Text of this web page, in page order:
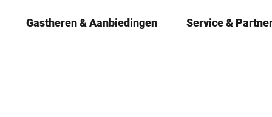
Gastheren & ­Aanbiedingen Service &